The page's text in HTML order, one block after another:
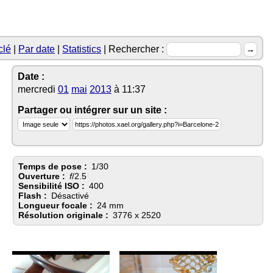
Par date Statistics Rechercher :
Date :
mercredi 01 mai 2013à 11:37
Partager ou intégrer sur un site :
Temps de pose : 1/30
Ouverture : f/2.5
Sensibilité ISO : 400
Flash : Désactivé
Longueur focale : 24 mm
Résolution originale : 3776 x 2520